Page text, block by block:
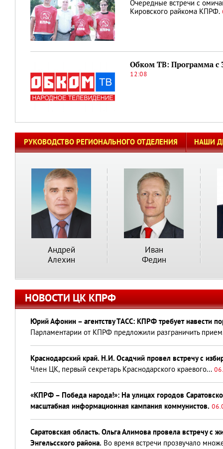
Очередные встречи с
Кировского райкома КПРФ.
Обком ТВ: Программа с
12:08
РУКОВОДСТВО РЕГИОНАЛЬНОГО ОТДЕЛЕНИЯ НАШИ
Андрей
Алехин
Иван
Федин
НОВОСТИ ЦК КПРФ
Юрий Афонин – агентству ТАСС: КПРФ требует навести
Парламентарии от КПРФ предложили разграничить
Краснодарский край. Н.И. Осадчий провел встречу с
Член ЦК, первый секретарь Краснодарского краевого...
«КПРФ – Победа народа!»: На улицах городов
масштабная информационная кампания коммунистов.
Саратовская область. Ольга Алимова провела встречу с
Энгельсского района. Во время встречи прозвучало